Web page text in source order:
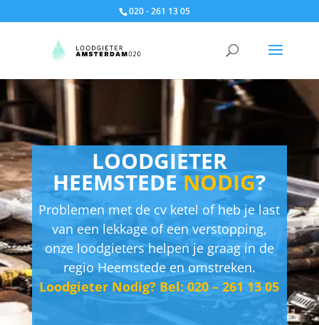
020 - 261 13 05
LOODGIETER
HEEMSTEDE NODIG?
Problemen met de cv ketel of heb je last
van een lekkage of een verstopping,
onze loodgieters helpen je graag in de
regio Heemstede en omstreken.
Loodgieter Nodig? Bel: 020 – 261 13 05